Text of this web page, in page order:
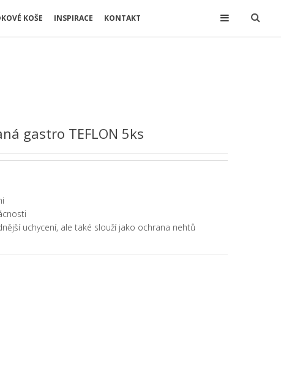
KOŠE INSPIRACE KONTAKT
gastro TEFLON 5ks
uchycení, ale také slouží jako ochrana nehtů